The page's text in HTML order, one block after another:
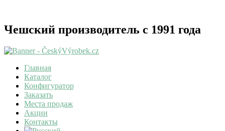
Чешский производитель с 1991 года
Главная
Каталог
Конфигуратор
Заказать
Места продаж
Акции
Контакты